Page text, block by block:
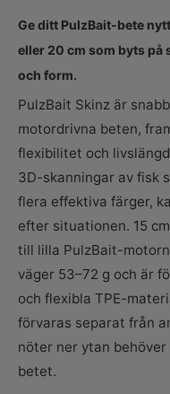
Ge ditt PulzBait-bete
eller 20 cm som byts på
och form.
PulzBait Skinz är
motordrivna beten,
flexibilitet och
3D-skanningar av fisk
flera effektiva färger,
efter situationen. 15
till lilla PulzBait-
väger 53–72 g och är
och flexibla TPE-
förvaras separat från
nöter ner ytan
betet.